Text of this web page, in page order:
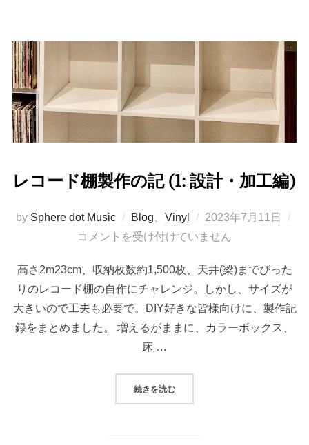
レコード棚製作の記 (1: 設計・加工編)
by Sphere dot Music Blog Vinyl
投
稿
2023年7月11日
コメントを受け付けていません
高さ2m23cm、収納枚数約1,500枚、天井(梁)までぴった
りのレコード棚の自作にチャレンジ。しかし、サイズが
大きいので工夫も必要で。DIY好きな皆様向けに、製作記
録をまとめました。 増えるがままに、カラーボックス、
床 …
続きを読む“レコード棚製作の記 (1: 設計・加工